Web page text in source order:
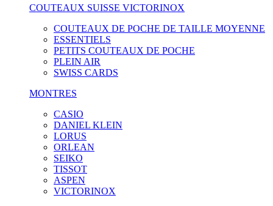
COUTEAUX SUISSE VICTORINOX
COUTEAUX DE POCHE DE TAILLE MOYENNE
ESSENTIELS
PETITS COUTEAUX DE POCHE
PLEIN AIR
SWISS CARDS
MONTRES
CASIO
DANIEL KLEIN
LORUS
ORLEAN
SEIKO
TISSOT
ASPEN
VICTORINOX